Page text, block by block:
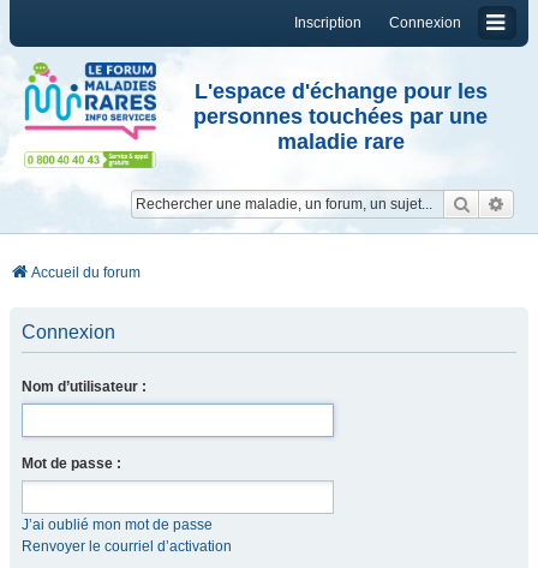
Connexion
Inscription
L'espace d'échange pour les
personnes touchées par une
maladie rare
Accueil du forum
Connexion
Nom d’utilisateur :
Mot de passe :
J’ai oublié mon mot de passe
Renvoyer le courriel d’activation